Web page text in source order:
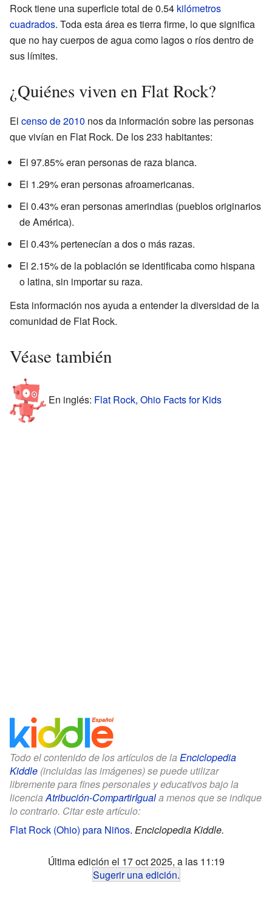
Rock tiene una superficie total de 0.54 kilómetros
cuadrados. Toda esta área es tierra firme, lo que significa
que no hay cuerpos de agua como lagos o ríos dentro de
sus límites.
¿Quiénes viven en Flat Rock?
El censo de 2010 nos da información sobre las personas
que vivían en Flat Rock. De los 233 habitantes:
El 97.85% eran personas de raza blanca.
El 1.29% eran personas afroamericanas.
El 0.43% eran personas amerindias (pueblos originarios
de América).
El 0.43% pertenecían a dos o más razas.
El 2.15% de la población se identificaba como hispana
o latina, sin importar su raza.
Esta información nos ayuda a entender la diversidad de la
comunidad de Flat Rock.
Véase también
En inglés: Flat Rock, Ohio Facts for Kids
Todo el contenido de los artículos de la Enciclopedia
Kiddle (incluidas las imágenes) se puede utilizar
libremente para fines personales y educativos bajo la
licenciaAtribución-CompartirIguala menos que se indique
lo contrario. Citar este artículo:
Flat Rock (Ohio) para Niños. Enciclopedia Kiddle.
Última edición el 17 oct 2025, a las 11:19
Sugerir una edición.